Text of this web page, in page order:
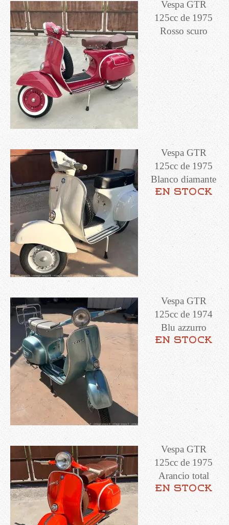
Vespa GTR
125cc de 1975
Rosso scuro
Vespa GTR
125cc de 1975
Blanco diamante
en stock
Vespa GTR
125cc de 1974
Blu azzurro
en stock
Vespa GTR
125cc de 1975
Arancio total
en stock